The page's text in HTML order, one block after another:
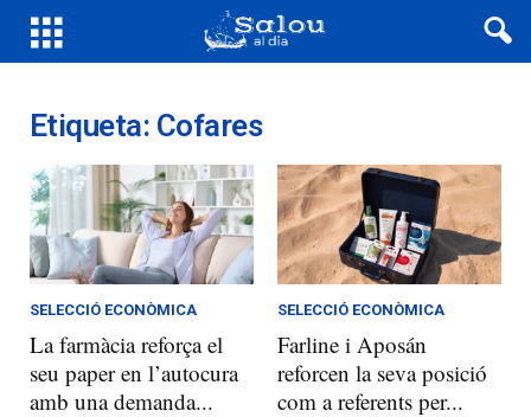
Etiqueta: Cofares
SELECCIÓ ECONÒMICA
La farmàcia reforça el
seu paper en l’autocura
amb una demanda...
SELECCIÓ ECONÒMICA
Farline i Aposán
reforcen la seva posició
com a referents per...